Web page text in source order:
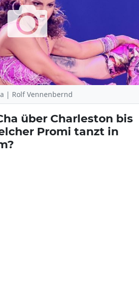
| Rolf Vennenbernd
über Charleston bis
Promi tanzt in